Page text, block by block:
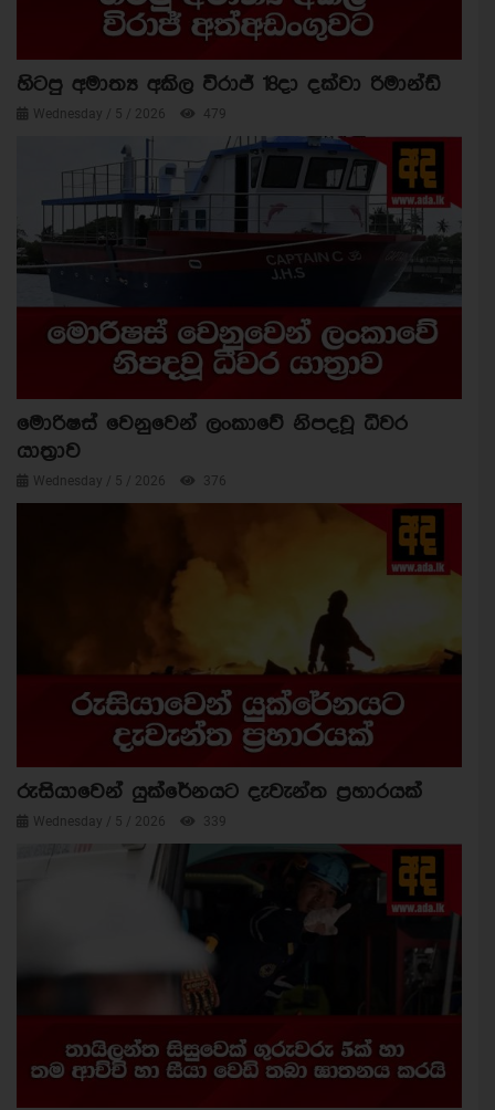
හිටපු අමාත්‍ය අකිල විරාජ් 18දා දක්වා රිමාන්ඩ්
Wednesday / 5 / 2026 479
මොරිෂස් වෙනුවෙන් ලංකාවේ නිපදවූ ධීවර
යාත්‍රාව
Wednesday / 5 / 2026 376
රුසියාවෙන් යුක්රේනයට දැවැන්ත ප්‍රහාරයක්
Wednesday / 5 / 2026 339